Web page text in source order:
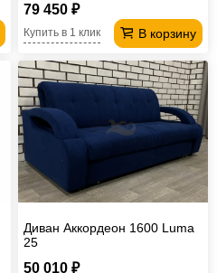
79 450 ₽
В корзину
Купить в 1 клик
Диван Аккордеон 1600 Luma
25
50 010 ₽